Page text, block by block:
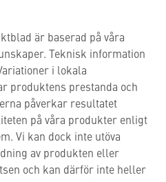
är baserad på våra
Teknisk information
i lokala
produktens prestanda och
påverkar resultatet
på våra produkter enligt
Vi kan dock inte utöva
av produkten eller
och kan därför inte heller